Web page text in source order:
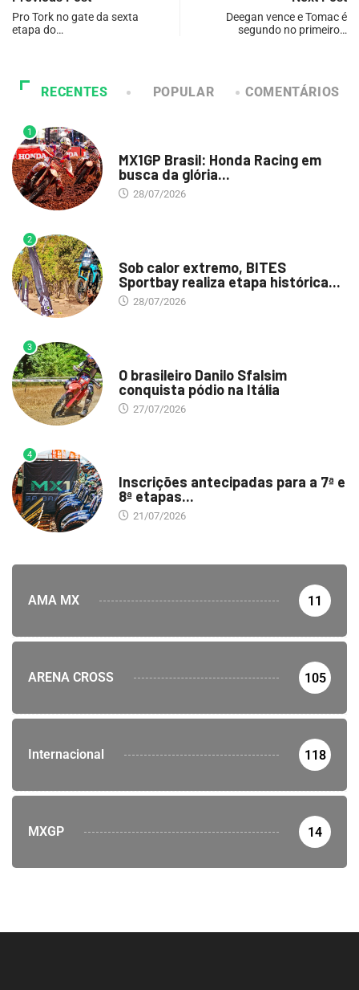
Pro Tork no gate da sexta
etapa do…
Deegan vence e Tomac é
segundo no primeiro…
RECENTES POPULAR COMENTÁRIOS
1
MX1GP Brasil: Honda Racing em
busca da glória...
28/07/2026
2
Sob calor extremo, BITES
Sportbay realiza etapa histórica...
28/07/2026
3
O brasileiro Danilo Sfalsim
conquista pódio na Itália
27/07/2026
4
Inscrições antecipadas para a 7ª e
8ª etapas...
21/07/2026
AMA MX 11
ARENA CROSS 105
Internacional 118
MXGP 14